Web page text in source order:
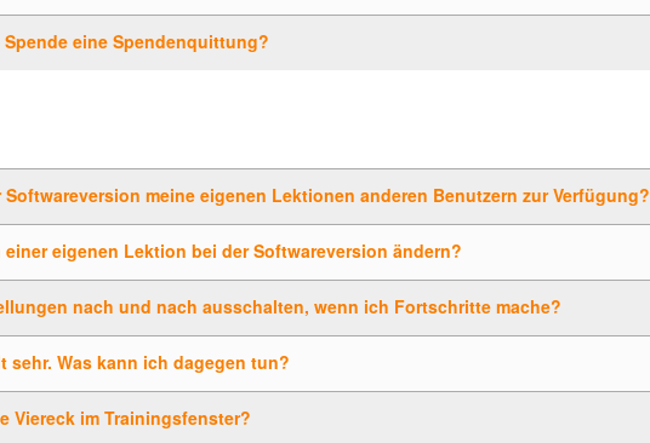
eine Spendenquittung?
meine eigenen Lektionen anderen Benutzern zur Verfügung?
einer eigenen Lektion bei der Softwareversion ändern?
nach und nach ausschalten, wenn ich Fortschritte mache?
sehr. Was kann ich dagegen tun?
Viereck im Trainingsfenster?